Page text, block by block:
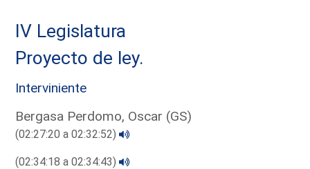
IV Legislatura
Proyecto de ley.
Interviniente
Bergasa Perdomo, Oscar (GS)
(02:27:20 a 02:32:52)
(02:34:18 a 02:34:43)